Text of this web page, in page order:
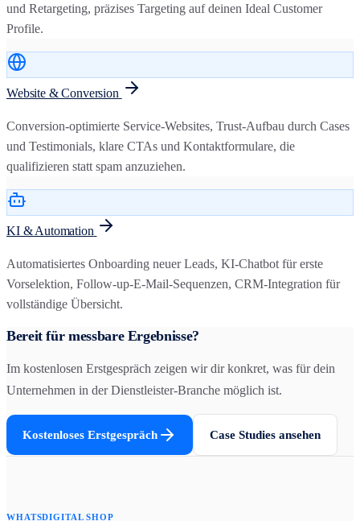
und Retargeting, präzises Targeting auf deinen Ideal Customer
Profile.
Website & Conversion
Conversion-optimierte Service-Websites, Trust-Aufbau durch Cases
und Testimonials, klare CTAs und Kontaktformulare, die
qualifizieren statt spam anzuziehen.
KI & Automation
Automatisiertes Onboarding neuer Leads, KI-Chatbot für erste
Vorselektion, Follow-up-E-Mail-Sequenzen, CRM-Integration für
vollständige Übersicht.
Bereit für messbare Ergebnisse?
Im kostenlosen Erstgespräch zeigen wir dir konkret, was für dein
Unternehmen in derDienstleister-Branche möglich ist.
Kostenloses Erstgespräch Case Studies ansehen
WHATSDIGITAL SHOP